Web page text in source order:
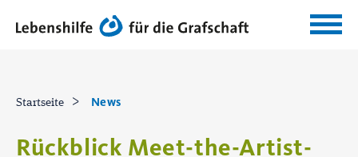
Startseite News
Rückblick Meet-the-Artist-